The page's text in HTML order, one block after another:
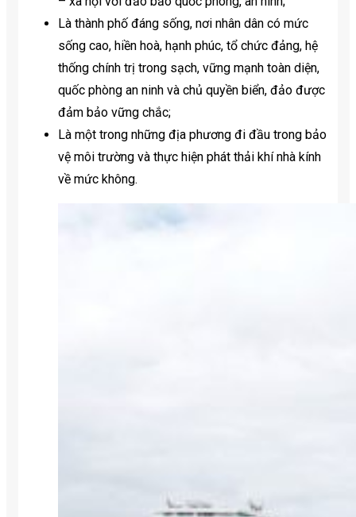
Là thành phố đáng sống, nơi nhân dân có mức
sống cao, hiền hoà, hạnh phúc, tổ chức đảng, hệ
thống chính trị trong sạch, vững mạnh toàn diện,
quốc phòng an ninh và chủ quyền biển, đảo được
đảm bảo vững chắc;
Là một trong những địa phương đi đầu trong bảo
vệ môi trường và thực hiện phát thải khí nhà kính
về mức không.